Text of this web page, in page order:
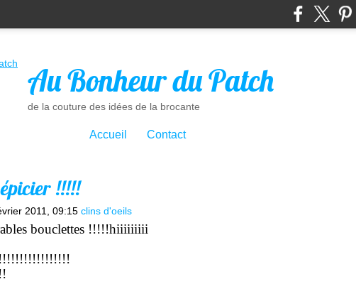
Au Bonheur du Patch
de la couture des idées de la brocante
Accueil Contact
!!!!!
2011, 09:15 clins d'oeils
bouclettes !!!!!hiiiiiiiii